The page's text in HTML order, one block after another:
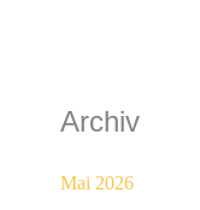
Archiv
Mai 2026